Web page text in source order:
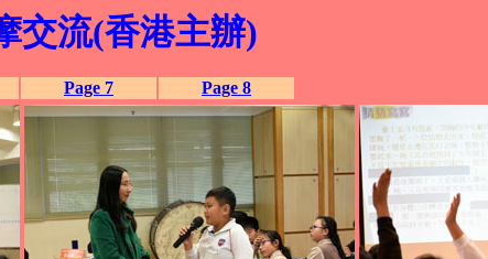
交流(香港主辦)
Page 7 Page 8